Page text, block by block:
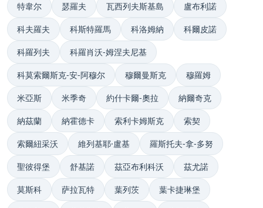
特韋尔 瑟羅夫 瓦西列夫斯基島 盧布利諾
科夫羅夫 科斯特羅馬 科洛姆納 科爾皮諾
科羅列夫 科羅肖沃-姆涅夫尼基
科莫索爾斯克-安-阿穆尔 穆爾曼斯克 穆羅姆
米亞斯 米季奇 約什卡爾-奧拉 納爾奇克
納茲蘭 納霍德卡 索利卡姆斯克 索契
索爾紐采沃 維列基耶·盧基 羅斯托夫-拿-多努
聖彼得堡 舒基諾 茲亞布利科沃 茲尤諾
莫斯科 萨拉瓦特 葉列茨 葉卡捷琳堡